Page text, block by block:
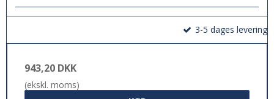
3-5 dages levering
943,20 DKK
(ekskl. moms)